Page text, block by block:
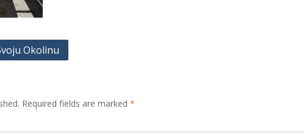
Okolinu
Required fields are marked *